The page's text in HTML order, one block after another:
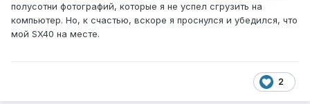
полусотни фотографий, которые я не успел сгрузить на
компьютер. Но, к счастью, вскоре я проснулся и убедился, что
мой SX40 на месте.
2